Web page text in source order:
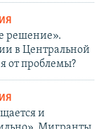
решение».
в Центральной
от проблемы?
и